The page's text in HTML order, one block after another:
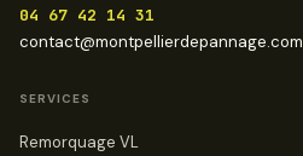
04 67 42 14 31
contact@montpellierdepannage.com
SERVICES
Remorquage VL